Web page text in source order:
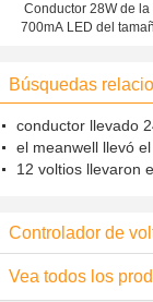
Conductor 28W de
700mA LED del
Búsquedas
conductor llevado
el meanwell llevó
12 voltios llevaron
Controlador de
Vea todos los